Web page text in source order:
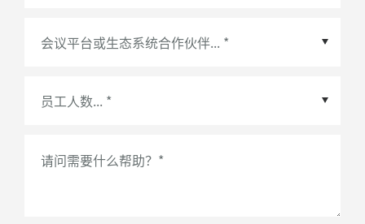
会议平台或生态系统合作伙伴
请问需要什么帮助？ *